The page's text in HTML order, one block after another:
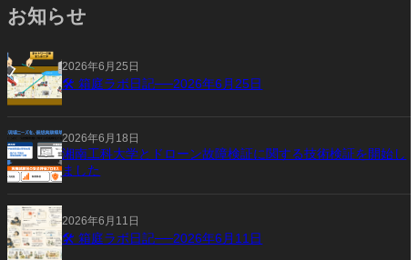
お知らせ
2026年6月25日
🛠 箱庭ラボ日記──2026年6月25日
2026年6月18日
湘南工科大学とドローン故障検証に関する技術検証を開始し
ました
2026年6月11日
🛠 箱庭ラボ日記──2026年6月11日